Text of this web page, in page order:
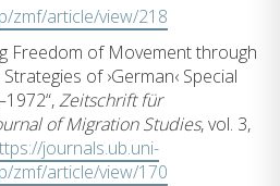
zmf/article/view/218
Freedom of Movement through
of ›German‹ Special
Zeitschrift für
of Migration Studies, vol. 3,
journals.ub.uni-
zmf/article/view/170